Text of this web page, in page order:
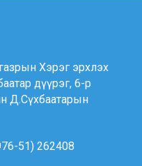
Хэрэг эрхлэх
дүүрэг, 6-р
Д.Сүхбаатарын
51) 262408